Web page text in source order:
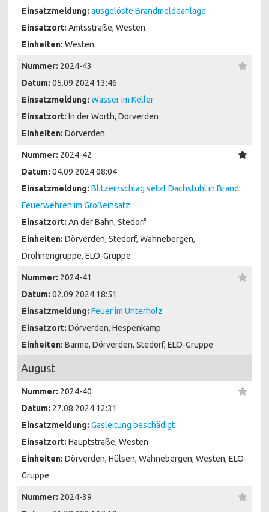
Einsatzmeldung: ausgelöste Brandmeldeanlage
Einsatzort: Amtsstraße, Westen
Einheiten: Westen
Nummer: 2024-43
Datum: 05.09.2024 13:46
Einsatzmeldung: Wasser im Keller
Einsatzort: In der Worth, Dörverden
Einheiten: Dörverden
Nummer: 2024-42
Datum: 04.09.2024 08:04
Einsatzmeldung: Blitzeinschlag setzt Dachstuhl in Brand:
Feuerwehren im Großeinsatz
Einsatzort: An der Bahn, Stedorf
Einheiten: Dörverden, Stedorf, Wahnebergen,
Drohnengruppe, ELO-Gruppe
Nummer: 2024-41
Datum: 02.09.2024 18:51
Einsatzmeldung: Feuer im Unterholz
Einsatzort: Dörverden, Hespenkamp
Einheiten: Barme, Dörverden, Stedorf, ELO-Gruppe
August
Nummer: 2024-40
Datum: 27.08.2024 12:31
Einsatzmeldung: Gasleitung beschädigt
Einsatzort: Hauptstraße, Westen
Einheiten: Dörverden, Hülsen, Wahnebergen, Westen, ELO-
Gruppe
Nummer: 2024-39